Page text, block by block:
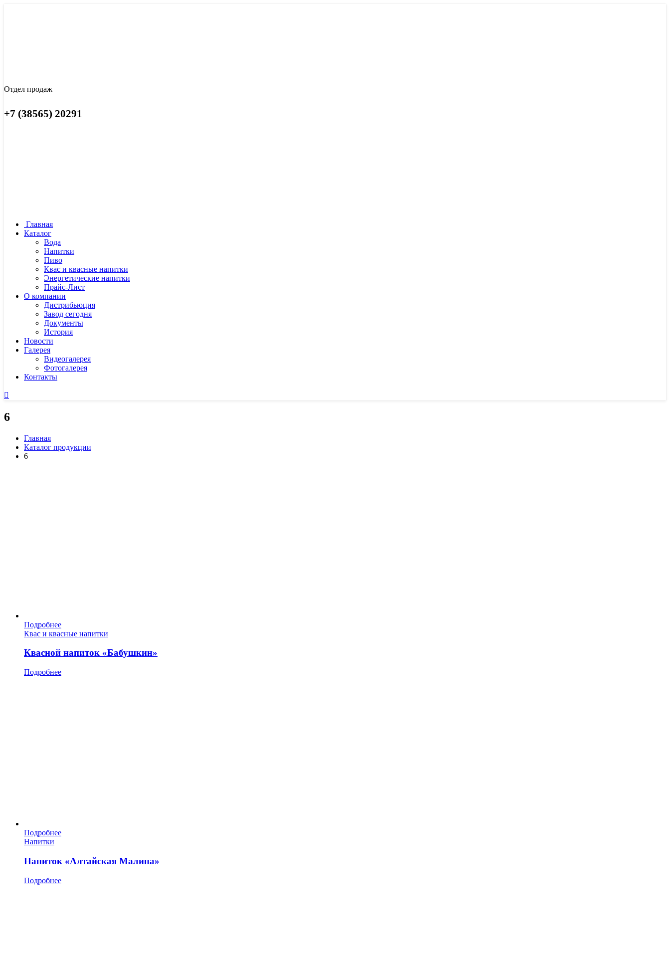
Отдел продаж
+7 (38565) 20291
Главная
Каталог
Вода
Напитки
Пиво
Квас и квасные напитки
Энергетические напитки
Прайс-Лист
О компании
Дистрибьюция
Завод сегодня
Документы
История
Новости
Галерея
Видеогалерея
Фотогалерея
Контакты
6
Главная
Каталог продукции
6
Подробнее
Квас и квасные напитки
Квасной напиток «Бабушкин»
Подробнее
Подробнее
Напитки
Напиток «Алтайская Малина»
Подробнее